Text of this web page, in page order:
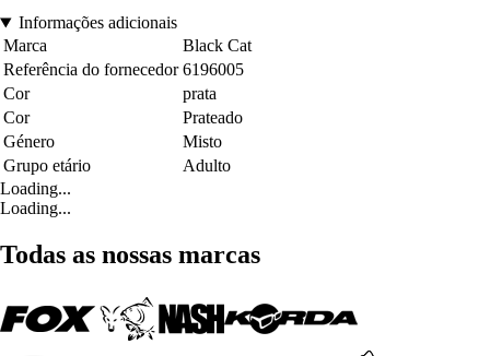
Informações adicionais
Marca
Black Cat
Referência do fornecedor 6196005
Cor
prata
Cor
Prateado
Género
Misto
Grupo etário
Adulto
Loading...
Loading...
Todas as nossas marcas